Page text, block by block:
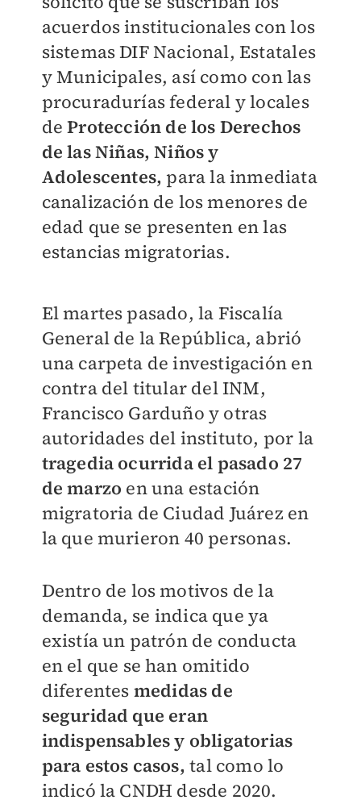
acuerdos institucionales con los
sistemas DIF Nacional, Estatales
y Municipales, así como con las
procuradurías federal y locales
deProtección de los Derechos
de las Niñas, Niños y
Adolescentes, para la inmediata
canalización de los menores de
edad que se presenten en las
estancias migratorias.
El martes pasado, la Fiscalía
General de la República, abrió
una carpeta de investigación en
contra del titular del INM,
Francisco Garduño y otras
autoridades del instituto, por la
tragedia ocurrida el pasado 27
de marzo en una estación
migratoria de Ciudad Juárez en
la que murieron 40 personas.
Dentro de los motivos de la
demanda, se indica que ya
existía un patrón de conducta
en el que se han omitido
diferentes medidas de
seguridad que eran
indispensables y obligatorias
para estos casos, tal como lo
indicó la CNDH desde 2020.